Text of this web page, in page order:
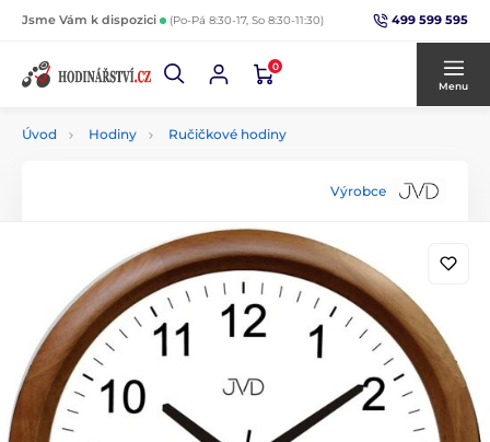
Jsme Vám k dispozici (Po-Pá 8:30-17, So 8:30-11:30) 499 599 595
0
Menu
Úvod Hodiny Ručičkové hodiny
Výrobce